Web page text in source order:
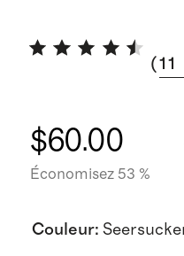
(11
$60.00
Économisez 53 %
Couleur: